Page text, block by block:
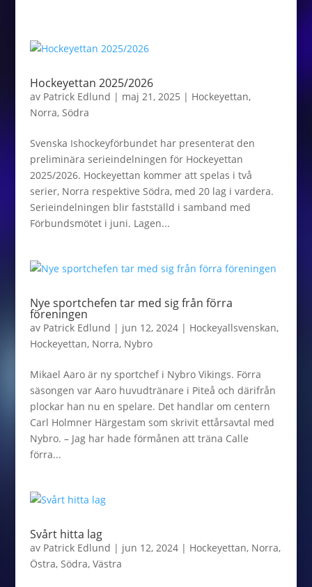
Hockeyettan 2025/2026
av Patrick Edlund | maj 21, 2025 | Hockeyettan,
Norra, Södra
Svenska Ishockeyförbundet har presenterat den
preliminära serieindelningen för Hockeyettan
2025/2026. Hockeyettan kommer att spelas i två
serier, Norra respektive Södra, med 20 lag i vardera.
Serieindelningen blir fastställd i samband med
Förbundsmötet i juni. Lagen...
Nye sportchefen tar med sig från förra
föreningen
av Patrick Edlund | jun 12, 2024| Hockeyallsvenskan,
Hockeyettan, Norra, Nybro
Mikael Aaro är ny sportchef i Nybro Vikings. Förra
säsongen var Aaro huvudtränare i Piteå och därifrån
plockar han nu en spelare. Det handlar om centern
Carl Holmner Härgestam som skrivit ettårsavtal med
Nybro. – Jag har hade förmånen att träna Calle
förra...
Svårt hitta lag
av Patrick Edlund | jun 12, 2024| Hockeyettan, Norra,
Östra, Södra, Västra